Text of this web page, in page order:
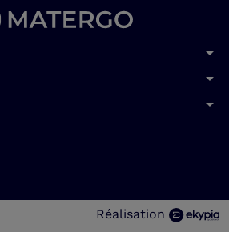
arrow_drop_down
arrow_drop_down
arrow_drop_down
Réalisation